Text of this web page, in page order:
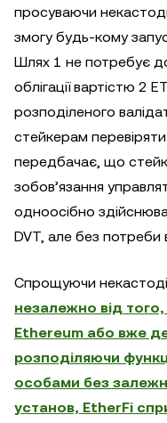
просуваючи
змогу будь-кому
Шлях 1 не потребує
облігації вартістю 2
розподіленого
стейкерам
передбачає, що
зобов’язання
одноосібно
DVT, але без потреби
Спрощуючи
незалежно від
Ethereum або вже
розподіляючи
особами без
установ, EtherFi